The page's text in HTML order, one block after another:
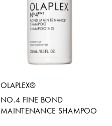
OLAPLEX®
NO.4 FINE BOND
MAINTENANCE SHAMPOO